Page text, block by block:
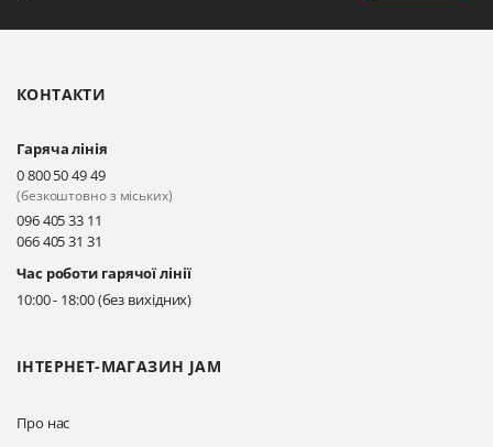
Прокласти маршрут
Київ, вул. Драгоманова 31-д
Прокласти маршрут
Київ, вул. Драгоманова 31-д
Прокласти маршрут
ІНТЕРНЕТ-МАГАЗИН JAM
Про нас
КОНТАКТИ
Гаряча лінія
0 800 50 49 49
(безкоштовно з міських)
096 405 33 11
066 405 31 31
Час роботи гарячої лінії
10:00 - 18:00 (без вихідних)